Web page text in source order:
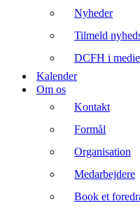
Nyheder
Tilmeld
DCFH i
Kalender
Om os
Kontakt
Formål
Organisation
Medarbejdere
Book et